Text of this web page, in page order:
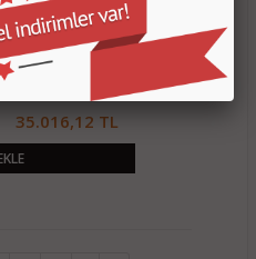
2024 - ESD EP2-
35.016,12 TL